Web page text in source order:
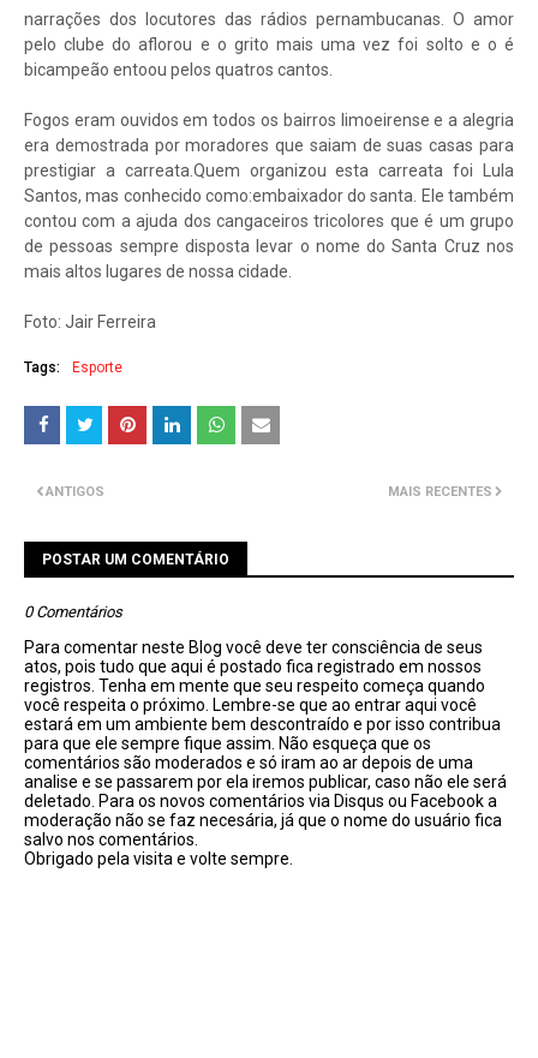
narrações dos locutores das rádios pernambucanas. O amor
pelo clube do aflorou e o grito mais uma vez foi solto e o é
bicampeão entoou pelos quatros cantos.
Fogos eram ouvidos em todos os bairros limoeirense e a alegria
era demostrada por moradores que saiam de suas casas para
prestigiar a carreata.Quem organizou esta carreata foi Lula
Santos, mas conhecido como:embaixador do santa. Ele também
contou com a ajuda dos cangaceiros tricolores que é um grupo
de pessoas sempre disposta levar o nome do Santa Cruz nos
mais altos lugares de nossa cidade.
Foto: Jair Ferreira
Tags: Esporte
MAIS RECENTES
ANTIGOS
POSTAR UM COMENTÁRIO
0 Comentários
Para comentar neste Blog você deve ter consciência de seus
atos, pois tudo que aqui é postado fica registrado em nossos
registros. Tenha em mente que seu respeito começa quando
você respeita o próximo. Lembre-se que ao entrar aqui você
estará em um ambiente bem descontraído e por isso contribua
para que ele sempre fique assim. Não esqueça que os
comentários são moderados e só iram ao ar depois de uma
analise e se passarem por ela iremos publicar, caso não ele será
deletado. Para os novos comentários via Disqus ou Facebook a
moderação não se faz necesária, já que o nome do usuário fica
salvo nos comentários.
Obrigado pela visita e volte sempre.